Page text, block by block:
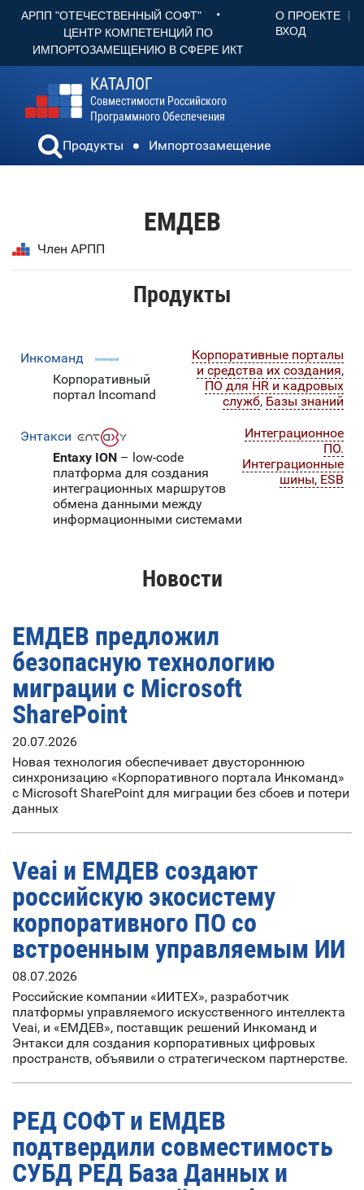
АРПП "ОТЕЧЕСТВЕННЫЙ СОФТ" •
ЦЕНТР КОМПЕТЕНЦИЙ ПО
ИМПОРТОЗАМЕЩЕНИЮ В СФЕРЕ ИКТ
О ПРОЕКТЕ
ВХОД
КАТАЛОГ
Совместимости Российского
Программного Обеспечения
Продукты Импортозамещение
ЕМДЕВ
Член АРПП
Продукты
Инкоманд
Корпоративный
портал Incomand
Корпоративные порталы
и средства их создания,
ПО для HR и кадровых
служб, Базы знаний
Энтакси
Entaxy ION – low-code
платформа для создания
интеграционных маршрутов
обмена данными между
информационными системами
Интеграционное
ПО.
Интеграционные
шины, ESB
Новости
ЕМДЕВ предложил
безопасную технологию
миграции с Microsoft
SharePoint
20.07.2026
Новая технология обеспечивает двустороннюю
синхронизацию «Корпоративного портала Инкоманд»
с Microsoft SharePoint для миграции без сбоев и потери
данных
Veai и ЕМДЕВ создают
российскую экосистему
корпоративного ПО со
встроенным управляемым ИИ
08.07.2026
Российские компании «ИИТЕХ», разработчик
платформы управляемого искусственного интеллекта
Veai, и «ЕМДЕВ», поставщик решений Инкоманд и
Энтакси для создания корпоративных цифровых
пространств, объявили о стратегическом партнерстве.
РЕД СОФТ и ЕМДЕВ
подтвердили совместимость
СУБД РЕД База Данных и